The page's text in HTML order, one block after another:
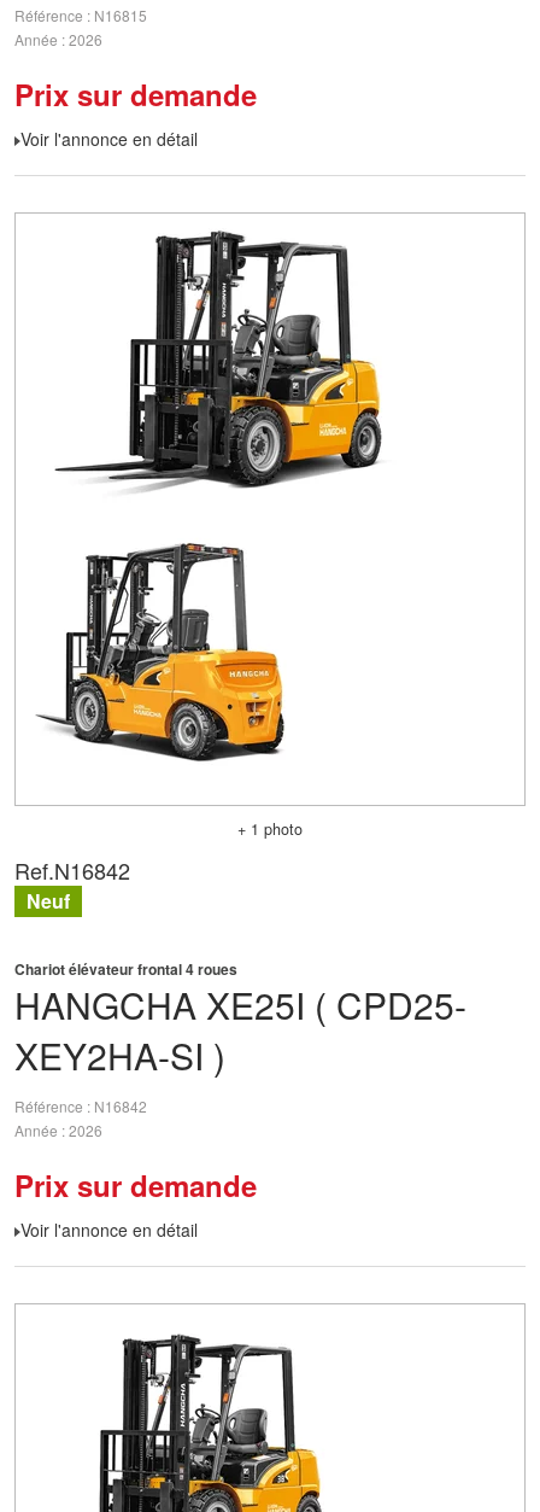
Référence
N16815
Année 2026
Prix sur demande
Voir l'annonce en détail
+ 1 photo
HANGCHA XE25I ( CPD25-
XEY2HA-SI )
Chariot élévateur frontal 4 roues
Référence
N16842
Année 2026
Prix sur demande
Voir l'annonce en détail
Ref.N16842
Neuf